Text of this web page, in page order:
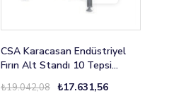
CSA Karacasan Endüstriyel
Fırın Alt Standı 10 Tepsi
₺17.631,56
₺19.042,08